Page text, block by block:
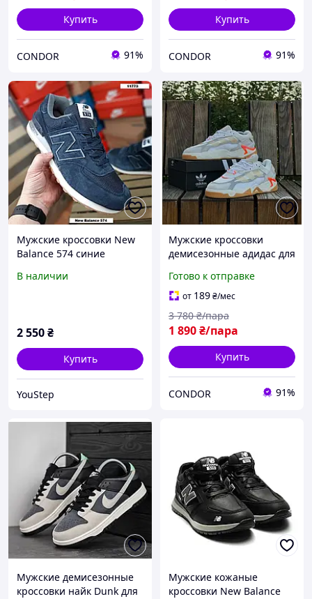
Купить
CONDOR 91%
Купить
CONDOR 91%
Мужские кроссовки New
Balance 574 синие
демисезонные замшевые
В наличии
2 550₴
Купить
YouStep
Мужские кроссовки
демисезонные адидас для
Готово к отправке
от 189₴/мес
1 890₴/пара
3 780 ₴/пара
Купить
CONDOR 91%
Мужские демисезонные
кроссовки найк Dunk для
Мужские кожаные
кроссовки New Balance